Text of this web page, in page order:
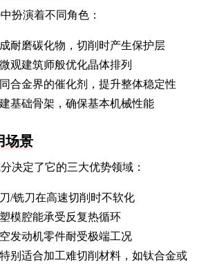
扮演着不同角色：
成耐磨碳化物，切削时产生保护层
微观建筑师般优化晶体排列
合金界的催化剂，提升整体稳定性
建基础骨架，确保基本机械性能
场景
决定了它的三大优势领域：
/铣刀在高速切削时不软化
模腔能承受反复热循环
发动机零件耐受极端工况
别适合加工难切削材料，如钛合金或